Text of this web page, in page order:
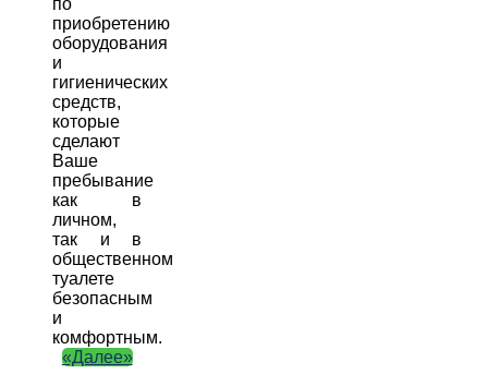
по
приобретению
оборудования
и
гигиенических
средств,
которые
сделают
Ваше
пребывание
как в
личном,
так и в
общественном
туалете
безопасным
и
комфортным.
«Далее»